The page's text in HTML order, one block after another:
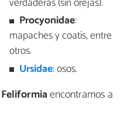
Procyonidae:
mapaches y coatís, entre
otros.
Ursidae: osos.
encontramos a